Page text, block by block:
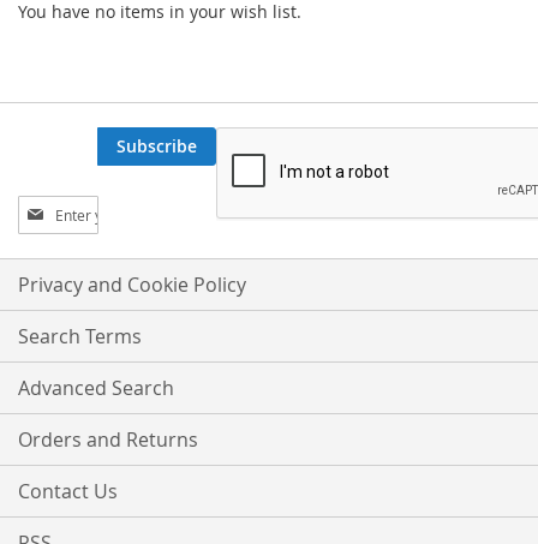
You have no items in your wish list.
Sign
Up
for
Our
Newsletter:
Subscribe
Privacy and Cookie Policy
Search Terms
Advanced Search
Orders and Returns
Contact Us